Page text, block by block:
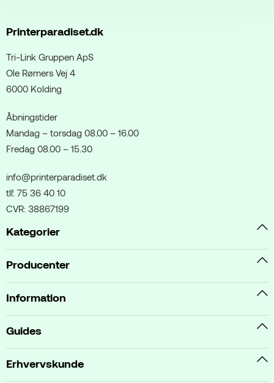
Printerparadiset.dk
Tri-Link Gruppen ApS
Ole Rømers Vej 4
6000 Kolding
Åbningstider
Mandag – torsdag 08.00 – 16.00
Fredag 08.00 – 15.30
info@printerparadiset.dk
tlf. 75 36 40 10
CVR: 38867199
Kategorier
Producenter
Information
Guides
Erhvervskunde